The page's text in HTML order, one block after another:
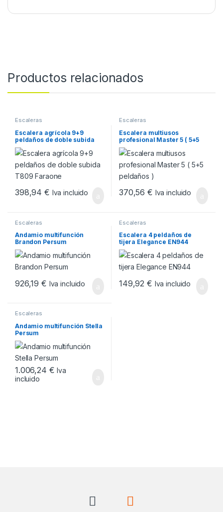
Productos relacionados
Escaleras
Escalera agrícola 9+9
peldaños de doble subida
T809 Faraone
398,94€ Iva incluido
Escaleras
Escalera multiusos
profesional Master 5 ( 5+5
peldaños )
370,56€ Iva incluido
Escaleras
Andamio multifunción
Brandon Persum
926,19€ Iva incluido
Escaleras
Escalera 4 peldaños de
tijera Elegance EN944
149,92€ Iva incluido
Escaleras
Andamio multifunción Stella
Persum
1.006,24 € Iva
incluido